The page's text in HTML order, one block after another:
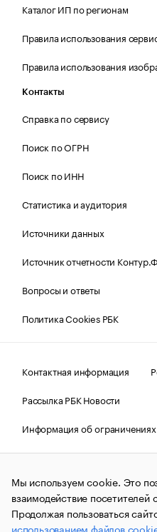
Каталог ИП по регионам
Правила использования
Правила использования
Контакты
Справка по сервису
Поиск по ОГРН
Поиск по ИНН
Статистика и аудитория
Источники данных
Источник отчетности
Вопросы и ответы
Политика Cookies РБК
Контактная информация
Рассылка РБК Новости
Информация об ограничениях
Правовая информация
О
© АО
и материалы
(зарегистрировано
связи, информационных
коммуникаций
Мы используем cookie. Это
взаимодействие посетителей
Продолжая пользоваться
использованием файлов